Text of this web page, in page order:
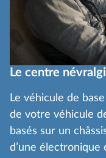
Le centre
Le véhicule de
de votre véhicule
basés sur un
d’une électronique